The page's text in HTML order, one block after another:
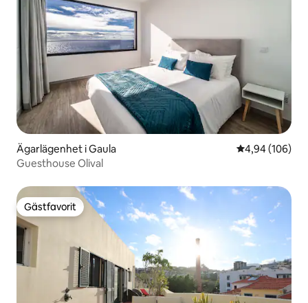
Ägarlägenhet i Gaula 4,94 av 5 i
4,94 (106)
Guesthouse Olival
Gästfavorit
Gästfavorit